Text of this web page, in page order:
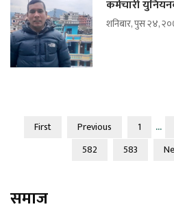
कर्मचारी
शनिबार, पुस २४,
First Previous 1 ...
582
583
समाज